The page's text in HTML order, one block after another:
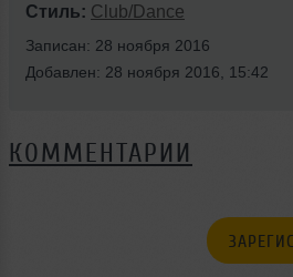
Стиль: Club/Dance
Записан: 28 ноября 2016
Добавлен: 28 ноября 2016, 15:42
КОММЕНТАРИИ